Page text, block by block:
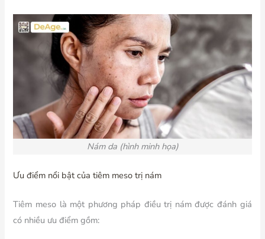
Nám da (hình minh họa)
Ưu điểm nổi bật của tiêm meso trị nám
Tiêm meso là một phương pháp điều trị nám được đánh giá
có nhiều ưu điểm gồm: